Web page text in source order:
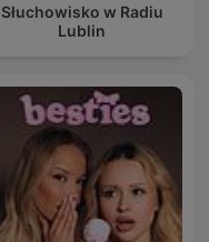
Słuchowisko w Radiu
Lublin